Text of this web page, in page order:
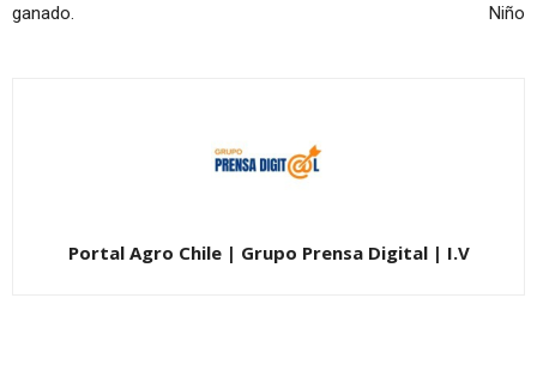
ganado.
Niño
Portal Agro Chile | Grupo Prensa Digital | I.V